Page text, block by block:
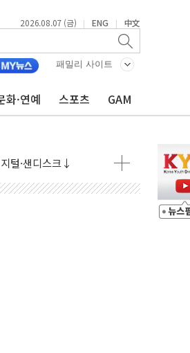
2026.08.07 (금) | ENG | 中文
패밀리 사이트
화·연예 스포츠 GAM
21% 증가" 전망
깃발 작전"
티 구체화
크·피그마·앱러빈↓
극대화 전략